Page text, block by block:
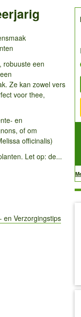
een
Ze kan zowel vers
voor thee,
en
of om
officinalis)
Let op: de...
en Verzorgingstips